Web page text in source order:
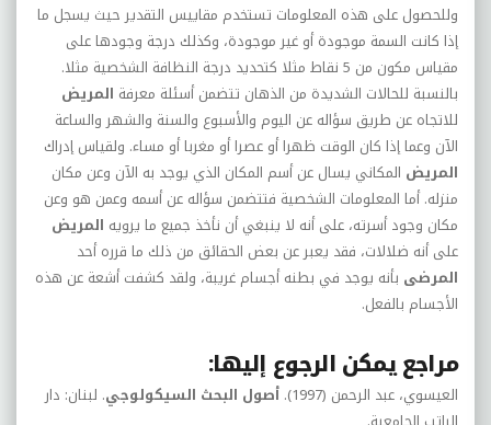
وللحصول على هذه المعلومات تستخدم مقاييس التقدير حيث يسجل ما
إذا كانت السمة موجودة أو غير موجودة، وكذلك درجة وجودها على
مقياس مكون من 5 نقاط مثلا كتحديد درجة النظافة الشخصية مثلا.
بالنسبة للحالات الشديدة من الذهان تتضمن أسئلة معرفة المريض
للاتجاه عن طريق سؤاله عن اليوم والأسبوع والسنة والشهر والساعة
الآن وعما إذا كان الوقت ظهرا أو عصرا أو مغربا أو مساء. ولقياس إدراك
المريض المكاني يسال عن أسم المكان الذي يوجد به الآن وعن مكان
منزله. أما المعلومات الشخصية فتتضمن سؤاله عن أسمه وعمن هو وعن
مكان وجود أسرته، على أنه لا ينبغي أن نأخذ جميع ما يرويه المريض
على أنه ضلالات، فقد يعبر عن بعض الحقائق من ذلك ما قرره أحد
المرضى بأنه يوجد في بطنه أجسام غريبة، ولقد كشفت أشعة عن هذه
الأجسام بالفعل.
مراجع يمكن الرجوع إليها:
العيسوي، عبد الرحمن (1997). أصول البحث السيكولوجي. لبنان: دار